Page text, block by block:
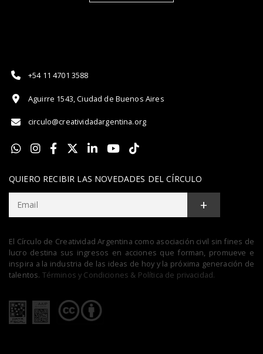
+54 11 4701 3588
Aguirre 1543, Ciudad de Buenos Aires
circulo@creatividadargentina.org
QUIERO RECIBIR LAS NOVEDADES DEL CÍRCULO
+
El Círculo de Creatividad Argentina como asociación civil sin fines de
lucro destina sus ingresos en acciones que forman, promueve e
inspira a la industria de las ideas de hoy y la próxima generación de
talentos. Términos y Condiciones & Política de privacidad.